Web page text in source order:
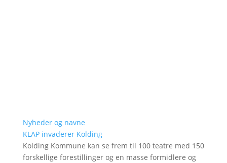
Nyheder og navne
KLAP invaderer Kolding
Kolding Kommune kan se frem til 100 teatre med 150
forskellige forestillinger og en masse formidlere og